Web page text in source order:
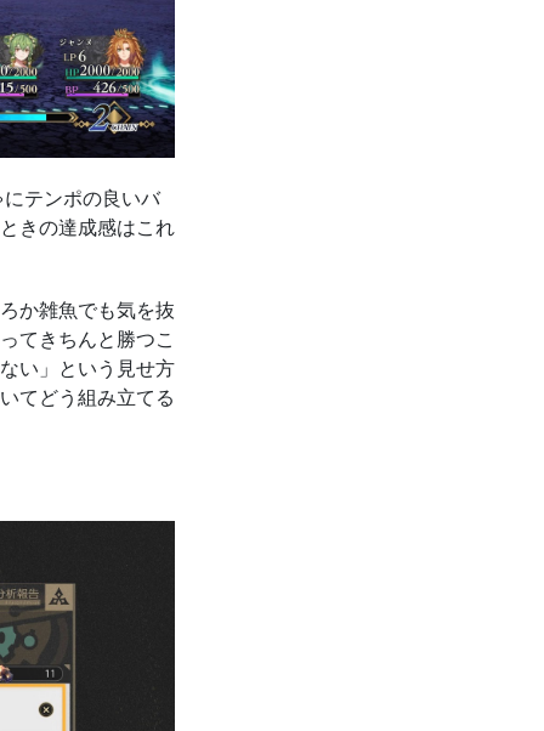
テンポの良いバ
きの達成感はこれ
か雑魚でも気を抜
てきちんと勝つこ
い」という見せ方
てどう組み立てる